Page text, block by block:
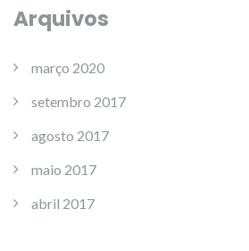
Arquivos
março 2020
setembro 2017
agosto 2017
maio 2017
abril 2017